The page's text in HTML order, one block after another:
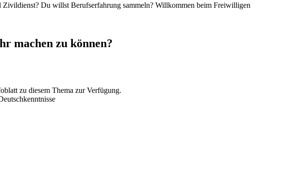
Du willst Berufserfahrung sammeln? Willkommen beim Freiwilligen
machen zu können?
zu diesem Thema zur Verfügung.